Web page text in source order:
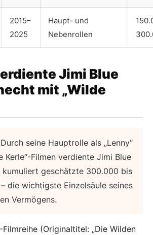
2015–
2025
Haupt- und
Nebenrollen
Jimi Blue
mit „Wilde
Durch seine Hauptrolle als „Lenny“
Kerle“-Filmen verdiente Jimi Blue
kumuliert geschätzte 300.000 bis
die wichtigste Einzelsäule seines
Vermögens.
Filmreihe (Originaltitel: „Die Wilden